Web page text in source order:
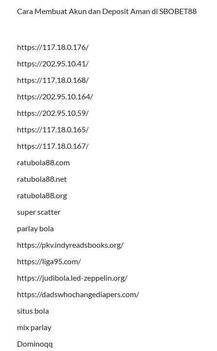
Cara Membuat Akun dan Deposit Aman di SBOBET88
https://117.18.0.176/
https://202.95.10.41/
https://117.18.0.168/
https://202.95.10.164/
https://202.95.10.59/
https://117.18.0.165/
https://117.18.0.167/
ratubola88.com
ratubola88.net
ratubola88.org
super scatter
parlay bola
https://pkv.indyreadsbooks.org/
https://liga95.com/
https://judibola.led-zeppelin.org/
https://dadswhochangediapers.com/
situs bola
mix parlay
Dominoqq